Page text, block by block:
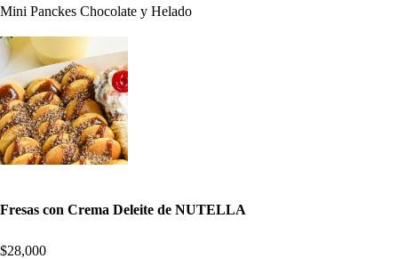
Mini Panckes Chocolate y Helado
Fresas con Crema Deleite de NUTELLA
$28,000